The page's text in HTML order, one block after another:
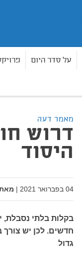
על סדר היום
מאמר דעה
דרוש
היסוד
04 בפברואר 2021 |
בקלות בלתי נסבלת,
חדשים. לכן יש צורך
גדול